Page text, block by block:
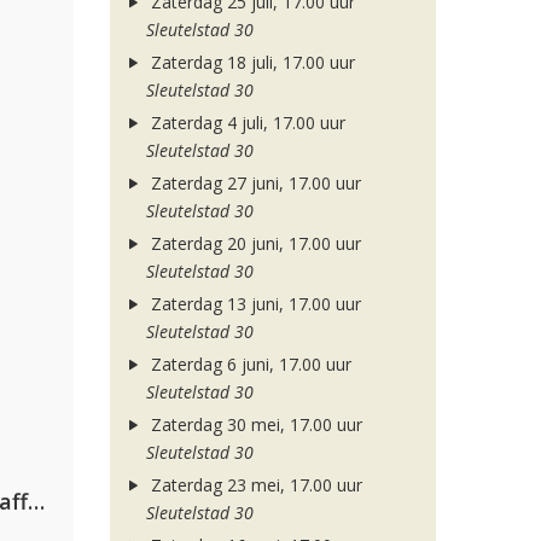
Jamoxy & Agatino Romero ft. Raffaella Carrà
Sleutelstad 30
Zaterdag 18 juli, 17.00 uur
Sleutelstad 30
Zaterdag 4 juli, 17.00 uur
Sleutelstad 30
Zaterdag 27 juni, 17.00 uur
Sleutelstad 30
Zaterdag 20 juni, 17.00 uur
Sleutelstad 30
Zaterdag 13 juni, 17.00 uur
Sleutelstad 30
Zaterdag 6 juni, 17.00 uur
Sleutelstad 30
Zaterdag 30 mei, 17.00 uur
Sleutelstad 30
Zaterdag 23 mei, 17.00 uur
Sleutelstad 30